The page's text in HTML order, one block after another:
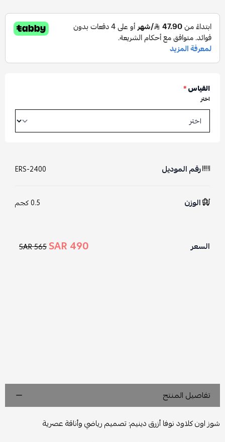
القياس*
اختر
رقم الموديل ERS-2400
الوزن 0.5 كجم
السعر 490 SAR
565 SAR
تفاصيل المنتج
شوز اون كلاود نوفا أزرق دينيم: تصميم رياضي وأناقة عصرية